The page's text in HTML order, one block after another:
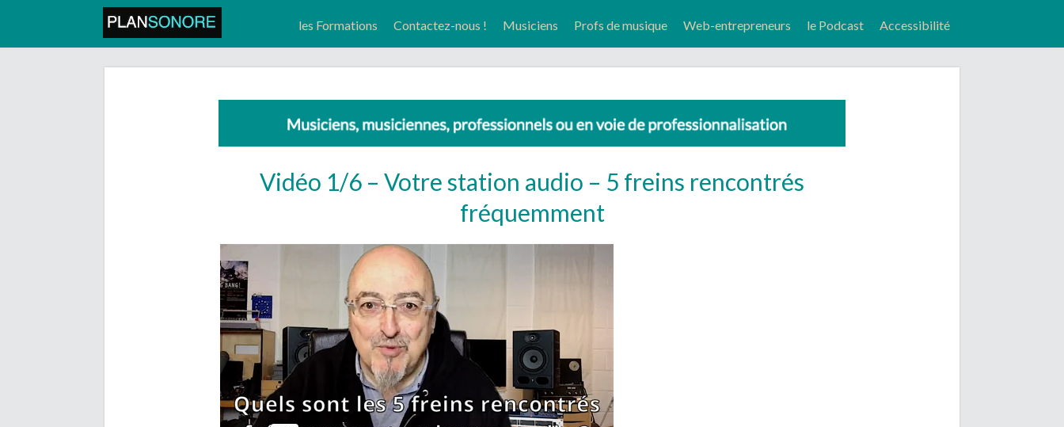
les Formations Contactez-nous ! Musiciens Profs de musique Web-entrepreneurs le Podcast Accessibilité
Vidéo 1/6 – Votre station audio – 5 freins rencontrés
fréquemment